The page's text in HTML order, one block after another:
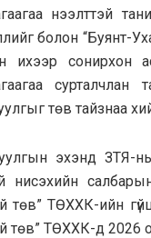
нээлттэй
болон “Буянт-
ихээр сонирхон
төв тайзнаа
эхэнд ЗТЯ-
нисэхийн
төв” ТӨХХК-ийн
төв” ТӨХХК-д 2026